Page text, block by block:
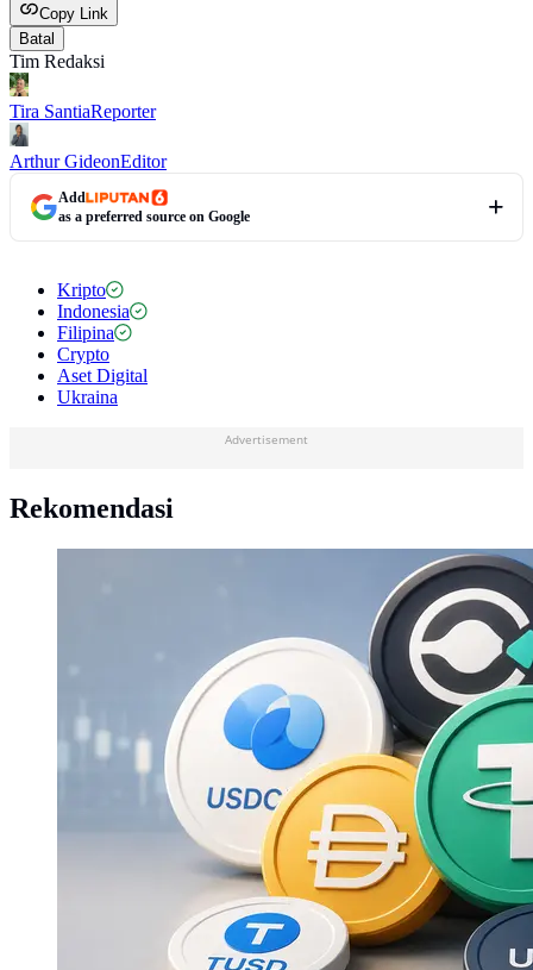
Copy Link
Batal
Tim Redaksi
Tira SantiaReporter
Arthur GideonEditor
Add
as a preferred source on Google
Kripto
Indonesia
Filipina
Crypto
Aset Digital
Ukraina
Advertisement
Rekomendasi